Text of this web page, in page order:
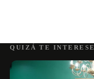
QUIZÁ TE INTERESE